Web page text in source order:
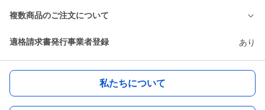
複数商品のご注文について
適格請求書発行事業者登録 あり
私たちについて